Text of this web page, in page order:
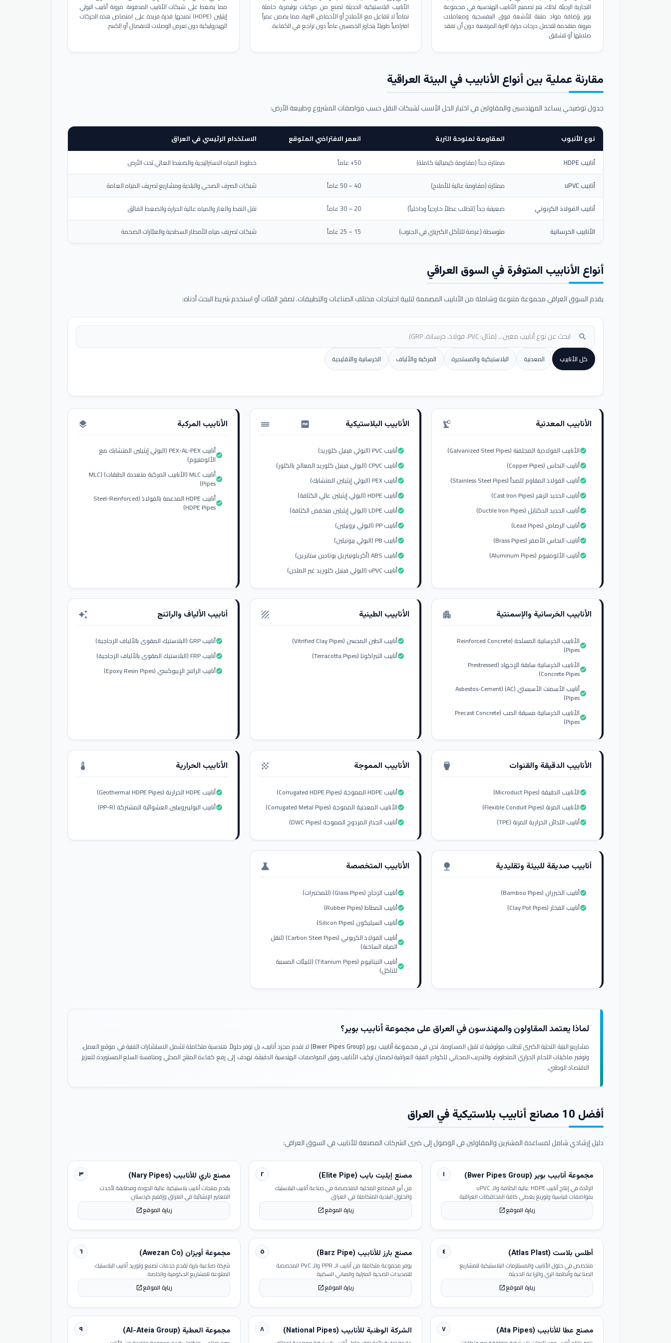
التجارية الرديئة. لذلك، يتم تصميم الأنابيب الهندسية في مجموعة
بوير بإضافة مواد مثبتة للأشعة فوق البنفسجية ومعاملات
مرونة متقدمة لتتحمل درجات حرارة التربة المرتفعة دون أن تفقد
صلابتها أو تتشقق.
الأنابيب البلاستيكية الحديثة تصنع من مركبات بوليمرية خاملة
تماماً لا تتفاعل مع الأملاح أو الأحماض التربية، مما يضمن عمراً
افتراضياً طويلاً يتجاوز الخمسين عاماً دون تراجع في الكفاءة.
مما يضغط على شبكات الأنابيب المدفونة. مرونة أنابيب البولي
إيثيلين (HDPE) تمنحها قدرة فريدة على امتصاص هذه الحركات
الهيدروليكية دون تعرض الوصلات للانفصال أو الكسر.
مقارنة عملية بين أنواع الأنابيب في البيئة العراقية
جدول توضيحي يساعد المهندسين والمقاولين في اختيار الحل الأنسب لشبكات النقل حسب مواصفات المشروع وطبيعة الأرض:
نوع الأنبوب المقاومة لملوحة التربة العمر الافتراضي المتوقع الاستخدام الرئيسي في العراق
أنابيب HDPE ممتازة جداً (مقاومة كيميائية كاملة) 50+ عاماً
خطوط المياه الاستراتيجية والضغط العالي تحت الأرض
أنابيب uPVC
ممتازة (مقاومة عالية للأملاح) 40 – 50 عاماً
شبكات الصرف الصحي والبلدية ومشاريع تصريف المياه العامة
أنابيب الفولاذ الكربوني
ضعيفة جداً (تتطلب عطلاً خارجياً وداخلياً) 20 – 30 عاماً
نقل النفط والغاز والمياه عالية الحرارة والضغط الفائق
الأنابيب الخرسانية
متوسطة (عرضة للتآكل الكبريتي في الجنوب) 15 – 25 عاماً شبكات تصريف مياه الأمطار السطحية والعبّارات الضخمة
أنواع الأنابيب المتوفرة في السوق العراقي
يقدم السوق العراقي مجموعة متنوعة وشاملة من الأنابيب المصممة لتلبية احتياجات مختلف الصناعات والتطبيقات. تصفح الفئات أو استخدم شريط البحث أدناه:
search
كل الأنابيب المعدنية البلاستيكية والمستديرة المركبة والألياف الخرسانية والتقليدية
الأنابيب المعدنية precision_manufacturing
الأنابيب الفولاذية المجلفنة (Galvanized Steel Pipes)check_circle
أنابيب النحاس (Copper Pipes)check_circle
أنابيب الفولاذ المقاوم للصدأ (Stainless Steel Pipes)check_circle
أنابيب الحديد الزهر (Cast Iron Pipes)check_circle
أنابيب الحديد الدكتايل (Ductile Iron Pipes)check_circle
أنابيب الرصاص (Lead Pipes)check_circle
أنابيب النحاس الأصفر (Brass Pipes)check_circle
أنابيب الألومنيوم (Aluminum Pipes)check_circle
الأنابيب البلاستيكية water_pump
أنابيب PVC (البولي فينيل كلوريد)check_circle
أنابيب CPVC (البولي فينيل كلوريد المعالج بالكلور)check_circle
أنابيب PEX (البولي إيثيلين المتشابك)check_circle
أنابيب HDPE (البولي إيثيلين عالي الكثافة)check_circle
أنابيب LDPE (البولي إيثيلين منخفض الكثافة)check_circle
أنابيب PP (البولي بروبيلين)check_circle
أنابيب PB (البولي بيوتيلين)check_circle
أنابيب ABS (أكريلونيتريل بوتادين ستايرين)check_circle
أنابيب uPVC (البولي فينيل كلوريد غير الملدن)check_circle
الأنابيب المركبة layers
أنابيب PEX-AL-PEX (البولي إيثيلين المتشابك مع
الألومنيوم)check_circle
أنابيب MLC (الأنابيب المركبة متعددة الطبقات) (MLC
Pipes)check_circle
أنابيب HDPE المدعمة بالفولاذ (Steel-Reinforced
HDPE Pipes)check_circle
الأنابيب الخرسانية والإسمنتية apartment
الأنابيب الخرسانية المسلحة (Reinforced Concrete
Pipes)check_circle
الأنابيب الخرسانية سابقة الإجهاد (Prestressed
Concrete Pipes)check_circle
أنابيب الأسمنت الأسبستي (AC) (Asbestos-Cement
Pipes)check_circle
الأنابيب الخرسانية مسبقة الصب (Precast Concrete
Pipes)check_circle
الأنابيب الطينية texture
أنابيب الطين المحسن (Vitrified Clay Pipes)check_circle
أنابيب التيراكوتا (Terracotta Pipes)check_circle
أنابيب الألياف والراتنج auto_awesome
أنابيب GRP (البلاستيك المقوى بالألياف الزجاجية)check_circle
أنابيب FRP (البلاستيك المقوى بالألياف الزجاجية)check_circle
أنابيب الراتنج الإيبوكسي (Epoxy Resin Pipes)check_circle
الأنابيب الدقيقة والقنوات settings_input_hdmi
الأنابيب الدقيقة (Microduct Pipes)check_circle
الأنابيب المرنة (Flexible Conduit Pipes)check_circle
أنابيب اللدائن الحرارية المرنة (TPE)check_circle
الأنابيب المموجة grain
أنابيب HDPE المموجة (Corrugated HDPE Pipes)check_circle
الأنابيب المعدنية المموجة (Corrugated Metal Pipes)check_circle
أنابيب الجدار المزدوج المموجة (DWC Pipes)check_circle
الأنابيب الحرارية thermostat
أنابيب HDPE الحرارية (Geothermal HDPE Pipes)check_circle
أنابيب البوليبروبيلين العشوائية المشتركة (PP-R)check_circle
أنابيب صديقة للبيئة وتقليدية nature
أنابيب الخيزران (Bamboo Pipes)check_circle
أنابيب الفخار (Clay Pot Pipes)check_circle
الأنابيب المتخصصة science
أنابيب الزجاج (Glass Pipes) (للمختبرات)check_circle
أنابيب المطاط (Rubber Pipes)check_circle
أنابيب السيليكون (Silicon Pipes)check_circle
أنابيب الفولاذ الكربوني (Carbon Steel Pipes) (لنقل
المياه الساخنة)check_circle
أنابيب التيتانيوم (Titanium Pipes) (للبيئات المسببة
للتآكل)check_circle
لماذا يعتمد المقاولون والمهندسون في العراق على مجموعة أنابيب بوير؟
مشاريع البنية التحتية الكبرى تتطلب موثوقية لا تقبل المساومة. نحن فيمجموعة أنابيب بوير (Bwer Pipes Group)
لا نقدم مجرد أنابيب، بل نوفر حلولاً هندسية متكاملة تشمل الاستشارات الفنية في موقع العمل،
وتوفير ماكينات اللحام الحراري المتطورة، والتدريب المجاني للكوادر الفنية العراقية لضمان تركيب الأنابيب وفق المواصفات الهندسية الدقيقة. نهدف إلى رفع كفاءة المنتج المحلي ومنافسة السلع المستوردة لتعزيز
الاقتصاد الوطني.
أفضل 10 مصانع أنابيب بلاستيكية في العراق
دليل إرشادي شامل لمساعدة المشترين والمقاولين في الوصول إلى كبرى الشركات المصنعة للأنابيب في السوق العراقي:
١ مجموعة أنابيب بوير (Bwer Pipes Group)
الرائدة في إنتاج أنابيب HDPE عالية الكثافة والـ uPVC
بمواصفات قياسية وتوزيع يغطي كافة المحافظات العراقية.
زيارة الموقعopen_in_new
٢ مصنع إيليت بايب (Elite Pipe)
من أبرز المصانع المحلية المتخصصة في صناعة أنابيب البلاستيك
والحلول البلدية المتكاملة في العراق.
زيارة الموقعopen_in_new
٣ مصنع ناري للأنابيب (Nary Pipes)
يقدم منتجات أنابيب بلاستيكية عالية الجودة ومطابقة لأحدث
المعايير الإنشائية في العراق وإقليم كردستان.
زيارة الموقعopen_in_new
٤ أطلس بلاست (Atlas Plast)
متخصص في حلول الأنابيب والمستلزمات البلاستيكية للمشاريع
الصناعية وأنظمة الري والزراعة الحديثة.
زيارة الموقعopen_in_new
٥ مصنع بارز للأنابيب (Barz Pipe)
يوفر مجموعة متكاملة من أنابيب الـ PPR والـ PVC المخصصة
للتمديدات الصحية المنزلية والمباني السكنية.
زيارة الموقعopen_in_new
٦ مجموعة أويزان (Awezan Co)
شركة صناعية بارزة تقدم خدمات تصنيع وتوريد أنابيب البلاستيك
المتنوعة للمشاريع الحكومية والخاصة.
زيارة الموقعopen_in_new
٧ مصنع عطا للأنابيب (Ata Pipes) ٨ الشركة الوطنية للأنابيب (National Pipes) ٩ مجموعة العطية (Al-Ateia Group)